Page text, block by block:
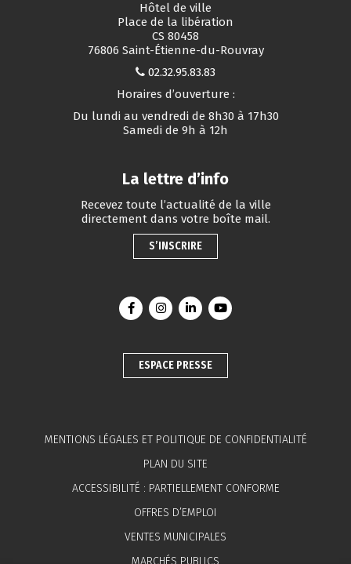
Hôtel de ville
Place de la libération
CS 80458
76806 Saint-Étienne-du-Rouvray
02.32.95.83.83
Horaires d’ouverture :
Du lundi au vendredi de 8h30 à 17h30
Samedi de 9h à 12h
La lettre d’info
Recevez toute l’actualité de la ville
directement dans votre boîte mail.
S’INSCRIRE
Lien vers le compte Facebook
Lien vers le compte Instagram
Lien vers le compte Linkedin
Lien vers la chaîne
ESPACE PRESSE
MENTIONS LÉGALES ET POLITIQUE DE CONFIDENTIALITÉ
PLAN DU SITE
ACCESSIBILITÉ : PARTIELLEMENT CONFORME
OFFRES D’EMPLOI
VENTES MUNICIPALES
MARCHÉS PUBLICS